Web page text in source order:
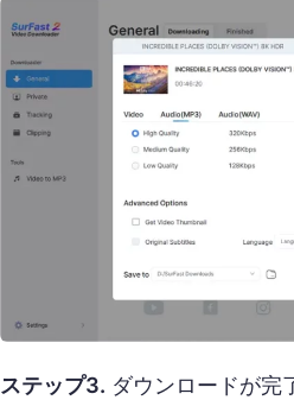
ステップ3. ダウンロードが完